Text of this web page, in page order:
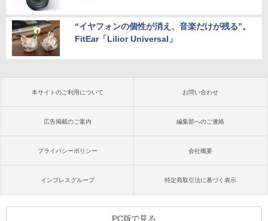
“イヤフォンの個性が消え、音楽だけが残る”。
FitEar「Lilior Universal」
本サイトのご利用について お問い合わせ
広告掲載のご案内 編集部へのご連絡
プライバシーポリシー 会社概要
インプレスグループ 特定商取引法に基づく表示
PC版で見る